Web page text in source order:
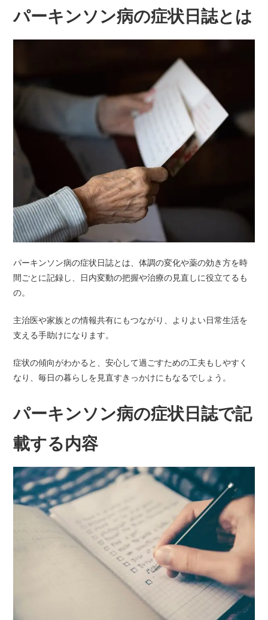
パーキンソン病の症状日誌とは
パーキンソン病の症状日誌とは、体調の変化や薬の効き方を時
間ごとに記録し、日内変動の把握や治療の見直しに役立てるも
の。
主治医や家族との情報共有にもつながり、よりよい日常生活を
支える手助けになります。
症状の傾向がわかると、安心して過ごすための工夫もしやすく
なり、毎日の暮らしを見直すきっかけにもなるでしょう。
パーキンソン病の症状日誌で記
載する内容